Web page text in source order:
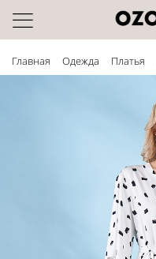
Главная Одежда Платья